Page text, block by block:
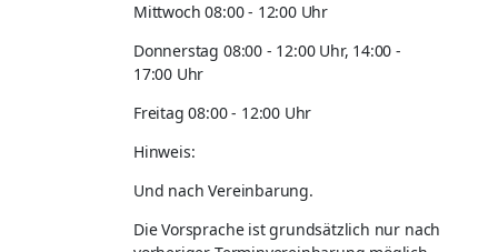
Mittwoch 08:00 - 12:00 Uhr
Donnerstag 08:00 - 12:00 Uhr, 14:00 -
17:00 Uhr
Freitag 08:00 - 12:00 Uhr
Hinweis:
Und nach Vereinbarung.
Die Vorsprache ist grundsätzlich nur nach